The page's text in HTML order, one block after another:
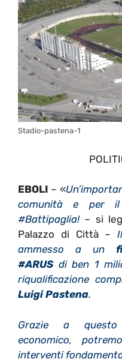
Stadio-pastena-1
EBOLI – «
comunità e per
#Battipaglia!– si
Palazzo di Città –
ammesso a un
#ARUS di ben 1
riqualificazione
Luigi Pastena.
Grazie a questo
economico,
interventi